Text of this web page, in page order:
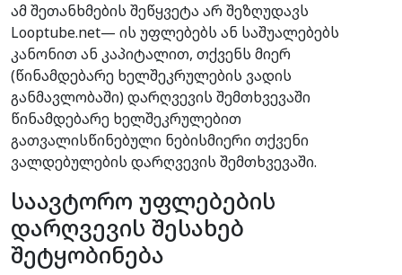
ამ შეთანხმების შეწყვეტა არ შეზღუდავს
Looptube.net— ის უფლებებს ან საშუალებებს
კანონით ან კაპიტალით, თქვენს მიერ
(წინამდებარე ხელშეკრულების ვადის
განმავლობაში) დარღვევის შემთხვევაში
წინამდებარე ხელშეკრულებით
გათვალისწინებული ნებისმიერი თქვენი
ვალდებულების დარღვევის შემთხვევაში.
საავტორო უფლებების
დარღვევის შესახებ
შეტყობინება